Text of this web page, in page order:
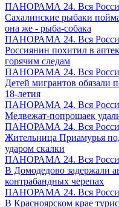
ПАНОРАМА 24. Вся
Сахалинские рыбаки
она же - рыба-собака
ПАНОРАМА 24. Вся
Россиянин похитил в
горячим следам
ПАНОРАМА 24. Вся
Детей мигрантов обязали
18-летия
ПАНОРАМА 24. Вся
Медвежат-попрошаек
ПАНОРАМА 24. Вся
Жительница Приамурья
ударом скалки
ПАНОРАМА 24. Вся
В Домодедово задержали
контрабандных черепах
ПАНОРАМА 24. Вся
В Красноярском крае